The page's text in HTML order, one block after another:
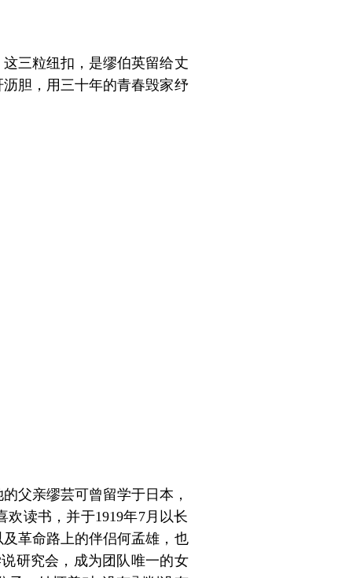
三粒纽扣，是缪伯英留给丈
胆，用三十年的青春毁家纾
父亲缪芸可曾留学于日本，
读书，并于1919年7月以长
革命路上的伴侣何孟雄，也
研究会，成为团队唯一的女